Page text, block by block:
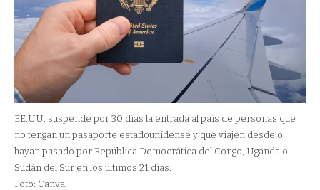
EE.UU. suspende por 30 días la entrada al país de personas que
no tengan un pasaporte estadounidense y que viajen desde o
hayan pasado por República Democrática del Congo, Uganda o
Sudán del Sur en los últimos 21 días.
Foto: Canva.